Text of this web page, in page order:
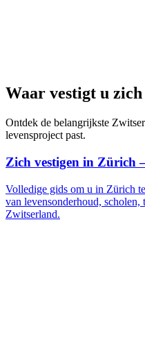
Waar vestigt u
Ontdek de belangrijkste
levensproject past.
Zich vestigen in Zürich
Volledige gids om u in Zürich
van levensonderhoud, scholen,
Zwitserland.